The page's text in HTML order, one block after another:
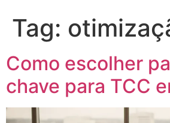
Tag:
Como escolher
chave para TCC